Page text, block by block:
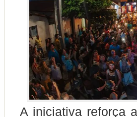
A iniciativa reforça